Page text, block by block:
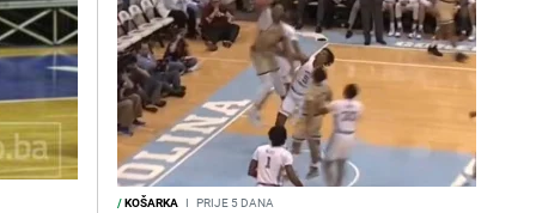
/KOŠARKA I PRIJE 5 DANA